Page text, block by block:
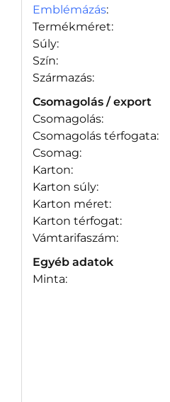
Emblémázás:
Termékméret:
Súly:
Szín:
Származás:
Csomagolás / export
Csomagolás:
Csomagolás térfogata:
Csomag:
Karton:
Karton súly:
Karton méret:
Karton térfogat:
Vámtarifaszám:
Egyéb adatok
Minta: